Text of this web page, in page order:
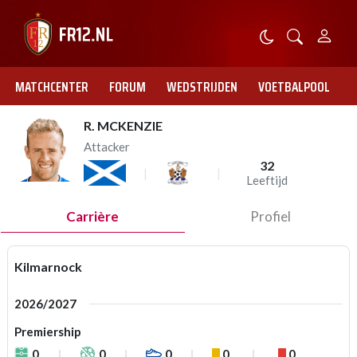
MATCHCENTER FORUM WEDSTRIJDEN VOETBALPOOL
R. MCKENZIE
Attacker
32
Leeftijd
Carrière Profiel
Kilmarnock
2026/2027
Premiership
0
0 0 0 0